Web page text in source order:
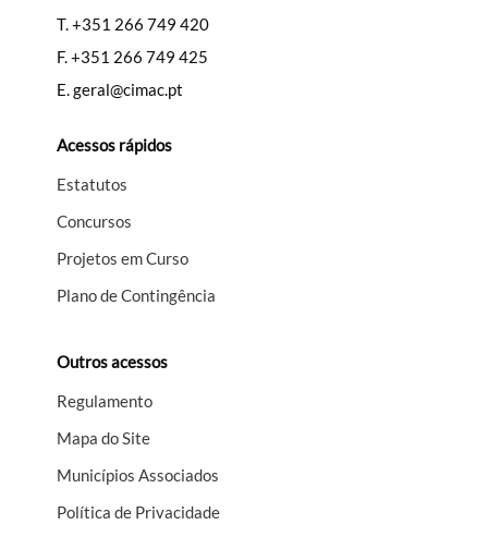
T.+351 266 749 420
F.+351 266 749 425
E.geral@cimac.pt
Acessos rápidos
Estatutos
Concursos
Projetos em Curso
Plano de Contingência
Outros acessos
Regulamento
Mapa do Site
Municípios Associados
Política de Privacidade